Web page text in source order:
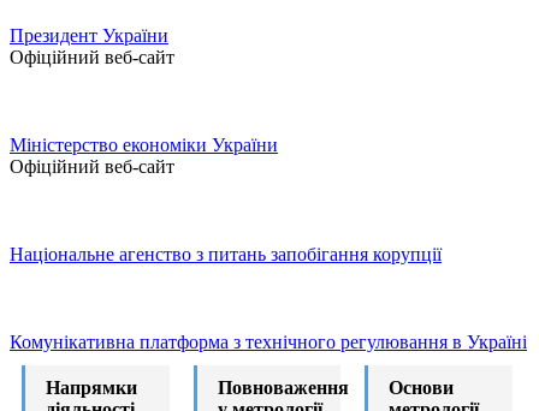
Президент України
Офіційний веб-сайт
Міністерство економіки України
Офіційний веб-сайт
Національне агенство з питань запобігання корупції
Комунікативна платформа з технічного регулювання в Україні
Напрямки
Повноваження
Основи